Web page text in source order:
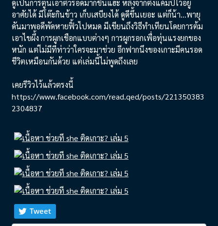
ดูเป็นการ์ตูนเอาตัวรอดมากขึ้นแฮะ หลังจากตั้งแค้มป์ไว้อยู่
อาศัยได้ มีโต๊ะกินข้าว เก็บเสบียงได้ ดูดีขึ้นเยอะ แต่ก็น้า...พายุ
ดันมาพอดีพัดหายฟิ้วไปหมด มีเขียนถึงวิธีทำเทียนโดยการต้ม
เอาไขผึ้ง การผูกเชือกแบบต่างๆ การผูกรอกเพื่อทุ่นแรงยกของ
หนัก แต่ไม่มีทีท่าว่าใครจะมาช่วย อีกฟากนึงของเกาะมีคนรอด
ชีวิตเหมือนกันด้วย แต่เล่มนี้ไม่พูดถึงเลย
เคยรีวิวไว้แล้วตรงนี้
https://www.facebook.com/read.qed/posts/221350383
2304837
Tweet